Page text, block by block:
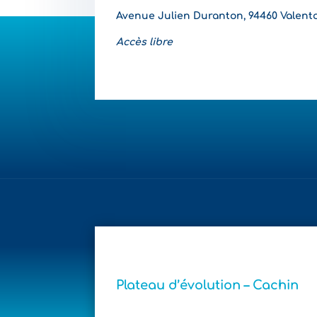
Avenue Julien Duranton, 94460
Accès libre
Plateau d’évolution – Cachin